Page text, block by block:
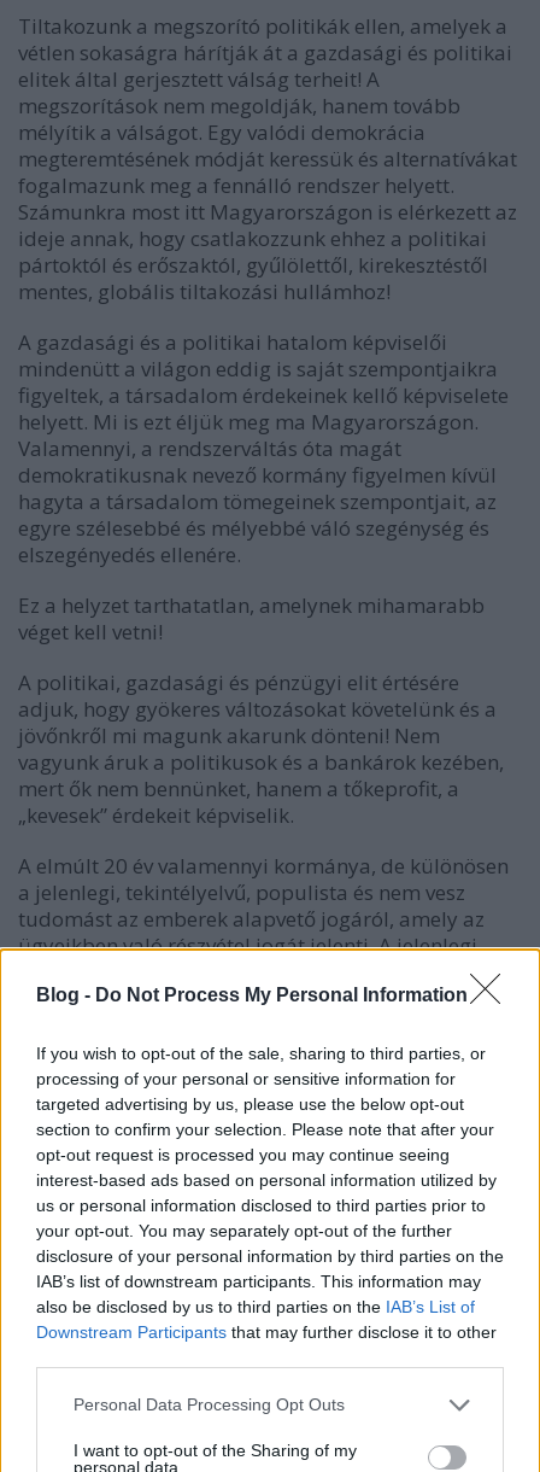
Blog - Do Not Process My Personal Information
If you wish to opt-out of the sale, sharing to third parties, or
processing of your personal or sensitive information for
targeted advertising by us, please use the below opt-out
section to confirm your selection. Please note that after your
opt-out request is processed you may continue seeing
interest-based ads based on personal information utilized by
us or personal information disclosed to third parties prior to
your opt-out. You may separately opt-out of the further
disclosure of your personal information by third parties on the
IAB’s list of downstream participants. This information may
also be disclosed by us to third parties on the IAB’s List of
Downstream Participants that may further disclose it to other
Please note that this website/app uses one or more Google
not limited to your visit or usage behaviour. You may click to
Personal Data Processing Opt Outs
I want to opt-out of the Sharing of my
personal data.
Tiltakozunk a megszorító politikák ellen, amelyek a
vétlen sokaságra hárítják át a gazdasági és politikai
elitek által gerjesztett válság terheit! A
megszorítások nem megoldják, hanem tovább
mélyítik a válságot. Egy valódi demokrácia
megteremtésének módját keressük és alternatívákat
fogalmazunk meg a fennálló rendszer helyett.
Számunkra most itt Magyarországon is elérkezett az
ideje annak, hogy csatlakozzunk ehhez a politikai
pártoktól és erőszaktól, gyűlölettől, kirekesztéstől
mentes, globális tiltakozási hullámhoz!
A gazdasági és a politikai hatalom képviselői
mindenütt a világon eddig is saját szempontjaikra
figyeltek, a társadalom érdekeinek kellő képviselete
helyett. Mi is ezt éljük meg ma Magyarországon.
Valamennyi, a rendszerváltás óta magát
demokratikusnak nevező kormány figyelmen kívül
hagyta a társadalom tömegeinek szempontjait, az
egyre szélesebbé és mélyebbé váló szegénység és
elszegényedés ellenére.
Ez a helyzet tarthatatlan, amelynek mihamarabb
véget kell vetni!
A politikai, gazdasági és pénzügyi elit értésére
adjuk, hogy gyökeres változásokat követelünk és a
jövőnkről mi magunk akarunk dönteni! Nem
vagyunk áruk a politikusok és a bankárok kezében,
mert ők nem bennünket, hanem a tőkeprofit, a
„kevesek” érdekeit képviselik.
A elmúlt 20 év valamennyi kormánya, de különösen
a jelenlegi, tekintélyelvű, populista és nem vesz
tudomást az emberek alapvető jogáról, amely az
ügyeikben való részvétel jogát jelenti. A jelenlegi
kormányzat társadalomellenes, szegényellenes,
munkavállaló-ellenes döntései már sokakat az
VilágForradalom nem egyszerűen egy e sok
megmozdulás között. Részesei vagyunk egy globális
társadalmi összefogásnak! Nem a kormány ellen
tüntetünk, hanem az ellen is, ahogyan a döntések
születnek és ahogyan az országunkat működtetjük!
A célunk az, hogy közösen fogalmazzuk meg, mit
várunk a jövőnktől, milyen világot akarunk, együtt,
közösen felépíteni. Mi az, aminek másképpen kell
lennie, és hogyan működjenek a dolgok?
Hogyan akarunk részt venni a döntések
megszületésében, hogyan tudjuk képviselni
szempontjainkat? Mit kell tennünk azért, hogy a
bankárok, a gazdaság szereplői és az elvileg minket
szolgáló politikusok ne szoríthassanak háttérbe